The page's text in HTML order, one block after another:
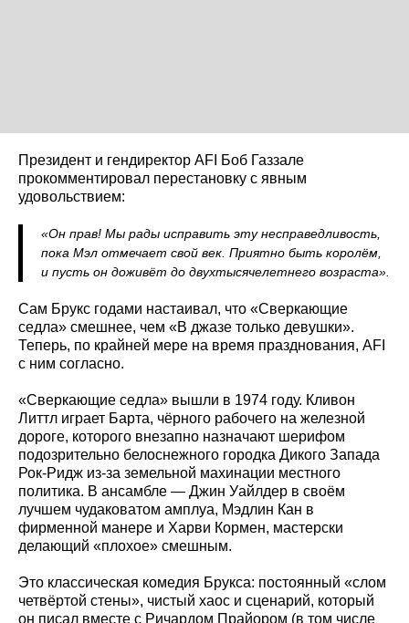
Президент и гендиректор AFI Боб Газзале
прокомментировал перестановку с явным
удовольствием:
«Он прав! Мы рады исправить эту несправедливость,
пока Мэл отмечает свой век. Приятно быть королём,
и пусть он доживёт до двухтысячелетнего возраста».
Сам Брукс годами настаивал, что «Сверкающие
седла» смешнее, чем «В джазе только девушки».
Теперь, по крайней мере на время празднования, AFI
с ним согласно.
«Сверкающие седла» вышли в 1974 году. Кливон
Литтл играет Барта, чёрного рабочего на железной
дороге, которого внезапно назначают шерифом
подозрительно белоснежного городка Дикого Запада
Рок-Ридж из-за земельной махинации местного
политика. В ансамбле — Джин Уайлдер в своём
лучшем чудаковатом амплуа, Мэдлин Кан в
фирменной манере и Харви Кормен, мастерски
делающий «плохое» смешным.
Это классическая комедия Брукса: постоянный «слом
четвёртой стены», чистый хаос и сценарий, который
он писал вместе с Ричардом Прайором (в том числе